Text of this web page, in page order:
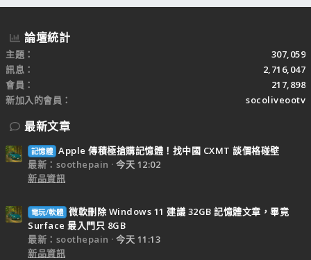
論壇統計
主題
307,059
訊息
2,716,047
會員
217,898
新加入的會員
socoliveootv
最新文章
記憶體 Apple 傳積極搶購記憶體！找中國 CXMT 談價格碰壁
最新：soothepain
今天 12:02
新品資訊
電玩/軟體 微軟刪除 Windows 11 建議 32GB 記憶體文章，畢竟
Surface 最入門只 8GB
最新：soothepain
今天 11:13
新品資訊